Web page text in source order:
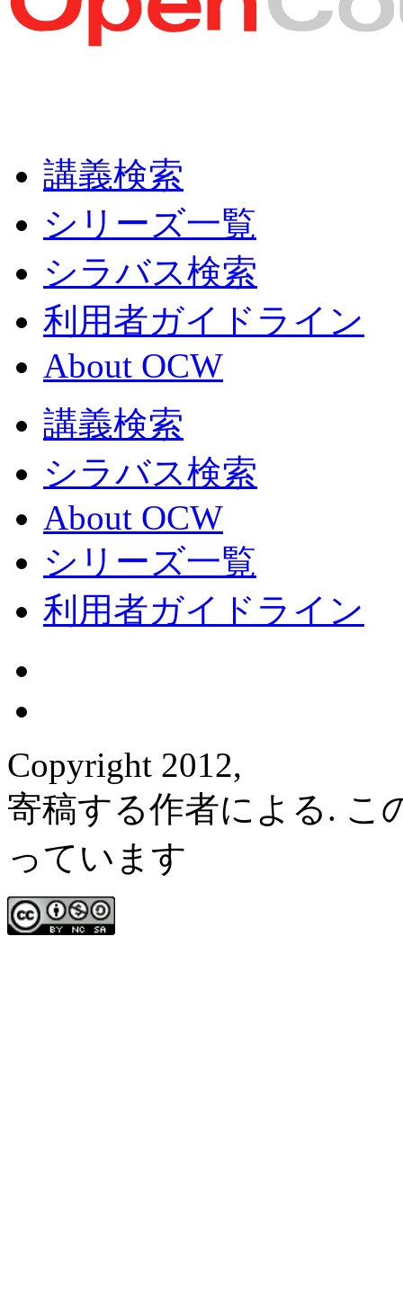
講義検索
シリーズ一覧
シラバス検索
利用者ガイドライン
About OCW
講義検索
シラバス検索
About OCW
シリーズ一覧
利用者ガイドライン
Copyright 2012,
寄稿する作者による. こ
っています